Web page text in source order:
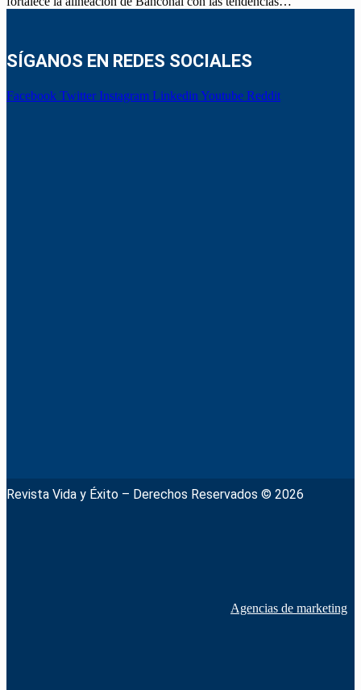
SÍGANOS EN REDES SOCIALES
Facebook Twitter Instagram Linkedin Youtube Reddit
Revista Vida y Éxito – Derechos Reservados © 2026
Agencias de marketing